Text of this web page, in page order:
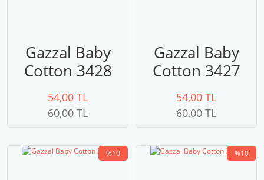
Gazzal Baby
Cotton 3428
54,00 TL
60,00 TL
Gazzal Baby
Cotton 3427
54,00 TL
60,00 TL
%10 %10